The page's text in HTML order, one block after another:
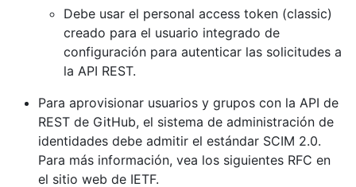
Debe usar el personal access token (classic)
creado para el usuario integrado de
configuración para autenticar las solicitudes a
la API REST.
Para aprovisionar usuarios y grupos con la API de
REST de GitHub, el sistema de administración de
identidades debe admitir el estándar SCIM 2.0.
Para más información, vea los siguientes RFC en
el sitio web de IETF.